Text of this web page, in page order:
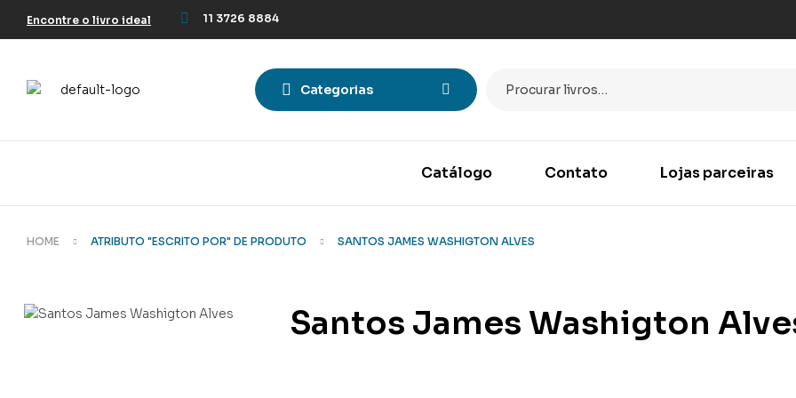
Encontre o livro ideal 11 3726 8884
Categorias
Catálogo Contato Lojas parceiras
HOME ATRIBUTO "ESCRITO POR" DE PRODUTO SANTOS JAMES WASHIGTON ALVES
Santos James Washigton